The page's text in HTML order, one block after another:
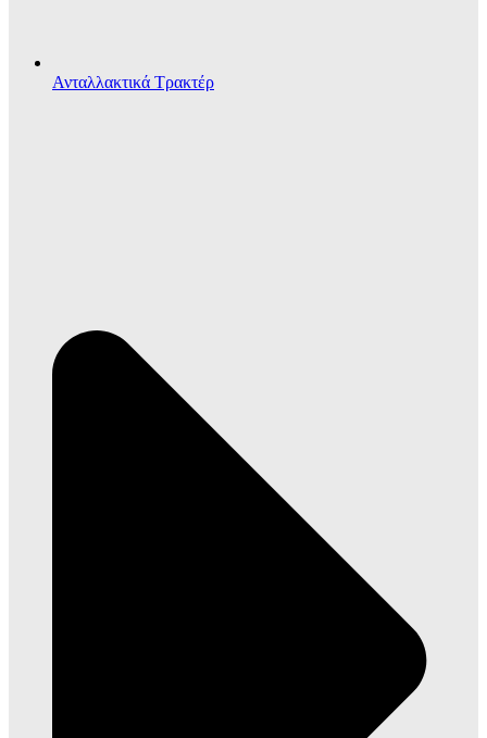
Ανταλλακτικά Τρακτέρ